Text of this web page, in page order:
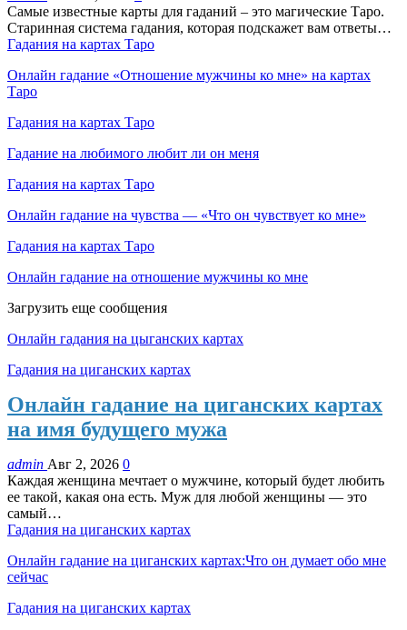
Самые известные карты для гаданий – это магические Таро.
Старинная система гадания, которая подскажет вам ответы…
Гадания на картах Таро
Онлайн гадание «Отношение мужчины ко мне» на картах
Таро
Гадания на картах Таро
Гадание на любимого любит ли он меня
Гадания на картах Таро
Онлайн гадание на чувства — «Что он чувствует ко мне»
Гадания на картах Таро
Онлайн гадание на отношение мужчины ко мне
Загрузить еще сообщения
Онлайн гадания на цыганских картах
Гадания на циганских картах
Онлайн гадание на циганских картах
на имя будущего мужа
admin Авг 2, 2026 0
Каждая женщина мечтает о мужчине, который будет любить
ее такой, какая она есть. Муж для любой женщины — это
самый…
Гадания на циганских картах
Онлайн гадание на циганских картах:Что он думает обо мне
сейчас
Гадания на циганских картах